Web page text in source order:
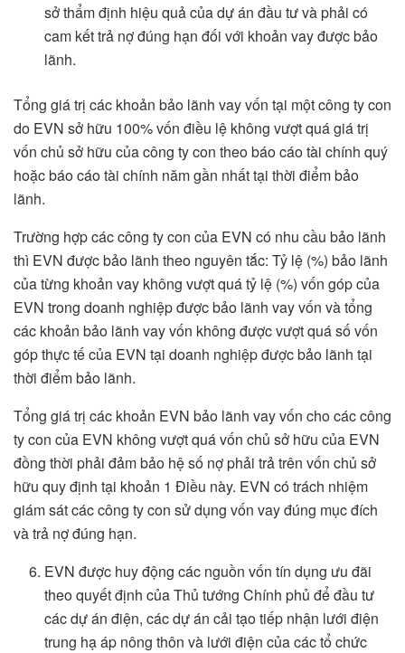
sở thẩm định hiệu quả của dự án đầu tư và phải có
cam kết trả nợ đúng hạn đối với khoản vay được bảo
lãnh.
Tổng giá trị các khoản bảo lãnh vay vốn tại một công ty con
do EVN sở hữu 100% vốn điều lệ không vượt quá giá trị
vốn chủ sở hữu của công ty con theo báo cáo tài chính quý
hoặc báo cáo tài chính năm gần nhất tại thời điểm bảo
lãnh.
Trường hợp các công ty con của EVN có nhu cầu bảo lãnh
thì EVN được bảo lãnh theo nguyên tắc: Tỷ lệ (%) bảo lãnh
của từng khoản vay không vượt quá tỷ lệ (%) vốn góp của
EVN trong doanh nghiệp được bảo lãnh vay vốn và tổng
các khoản bảo lãnh vay vốn không được vượt quá số vốn
góp thực tế của EVN tại doanh nghiệp được bảo lãnh tại
thời điểm bảo lãnh.
Tổng giá trị các khoản EVN bảo lãnh vay vốn cho các công
ty con của EVN không vượt quá vốn chủ sở hữu của EVN
đồng thời phải đảm bảo hệ số nợ phải trả trên vốn chủ sở
hữu quy định tại khoản 1 Điều này. EVN có trách nhiệm
giám sát các công ty con sử dụng vốn vay đúng mục đích
và trả nợ đúng hạn.
EVN được huy động các nguồn vốn tín dụng ưu đãi
theo quyết định của Thủ tướng Chính phủ để đầu tư
các dự án điện, các dự án cải tạo tiếp nhận lưới điện
trung hạ áp nông thôn và lưới điện của các tổ chức